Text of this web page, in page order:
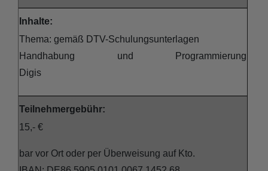
Inhalte:
Thema: gemäß DTV-Schulungsunterlagen
Handhabung und Programmierung
Digis
Teilnehmergebühr:
15,- €
bar vor Ort oder per Überweisung auf Kto.